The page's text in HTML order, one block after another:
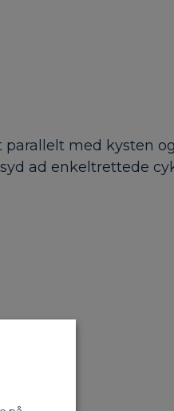
med kysten
ad enkeltrettede